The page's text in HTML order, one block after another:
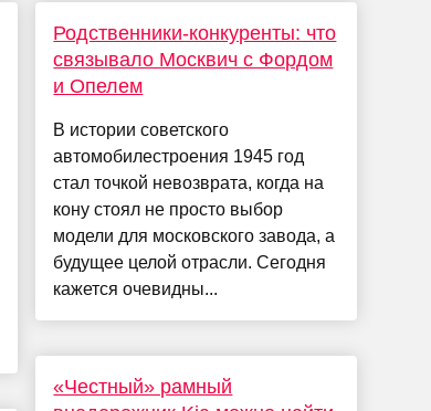
Родственники-конкуренты: что
связывало Москвич с Фордом
и Опелем
В истории советского
автомобилестроения 1945 год
стал точкой невозврата, когда на
кону стоял не просто выбор
модели для московского завода, а
будущее целой отрасли. Сегодня
кажется очевидны...
«Честный» рамный